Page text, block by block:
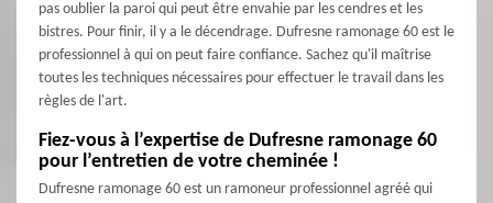
pas oublier la paroi qui peut être envahie par les cendres et les
bistres. Pour finir, il y a le décendrage. Dufresne ramonage 60 est le
professionnel à qui on peut faire confiance. Sachez qu'il maîtrise
toutes les techniques nécessaires pour effectuer le travail dans les
règles de l'art.
Fiez-vous à l’expertise de Dufresne ramonage 60
pour l’entretien de votre cheminée !
Dufresne ramonage 60 est un ramoneur professionnel agréé qui